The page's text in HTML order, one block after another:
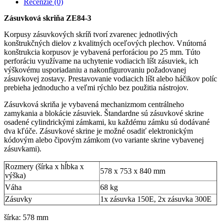
Recenzie (0)
Zásuvková skriňa ZE84-3
Korpusy zásuvkových skríň tvorí zvarenec jednotlivých
konštrukčných dielov z kvalitných oceľových plechov. Vnútorná
konštrukcia korpusov je vybavená perforáciou po 25 mm. Túto
perforáciu využívame na uchytenie vodiacich líšt zásuviek, ich
výškovému usporiadaniu a nakonfigurovaniu požadovanej
zásuvkovej zostavy. Prestavovanie vodiacich líšt alebo háčikov políc
prebieha jednoducho a veľmi rýchlo bez použitia nástrojov.
Zásuvková skriňa je vybavená mechanizmom centrálneho
zamykania a blokácie zásuviek. Štandardne sú zásuvkové skrine
osadené cylindrickými zámkami, ku každému zámku sú dodávané
dva kľúče. Zásuvkové skrine je možné osadiť elektronickým
kódovým alebo čipovým zámkom (vo variante skrine vybavenej
zásuvkami).
Rozmery (šírka x hĺbka x
výška)
578 x 753 x 840 mm
Váha
68 kg
Zásuvky
1x zásuvka 150E, 2x zásuvka 300E
šírka: 578 mm